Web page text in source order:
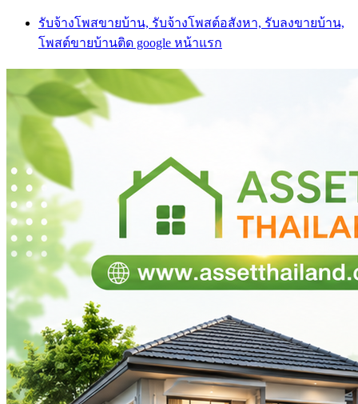
Skip
content
รับจ้างโพสขายบ้าน, รับจ้างโพสต์อสังหา, รับลงขายบ้าน,
โพสต์ขายบ้านติด google หน้าแรก